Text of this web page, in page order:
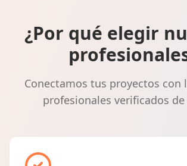
¿Por qué elegir
Conectamos tus proyectos con
profesionales verificados de